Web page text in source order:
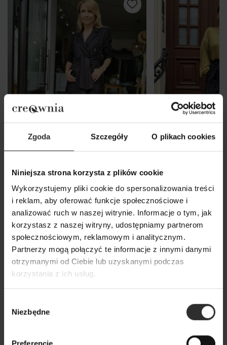
Zgoda Szczegóły O plikach cookies
Niniejsza strona korzysta z plików cookie
Wykorzystujemy pliki cookie do spersonalizowania treści
i reklam, aby oferować funkcje społecznościowe i
analizować ruch w naszej witrynie. Informacje o tym, jak
korzystasz z naszej witryny, udostępniamy partnerom
społecznościowym, reklamowym i analitycznym.
Partnerzy mogą połączyć te informacje z innymi danymi
otrzymanymi od Ciebie lub uzyskanymi podczas
korzystania z ich usług.
zgody
Niezbędne
Preferencje
Czarne Spodnie garniturowe
damskie z szerokimi nogawkami
Black&Crown
289,00 zł
Szerokie
czarnym z
Paris Maxi Black
319,00 zł
Popularne produkty
Wszystkie produkty